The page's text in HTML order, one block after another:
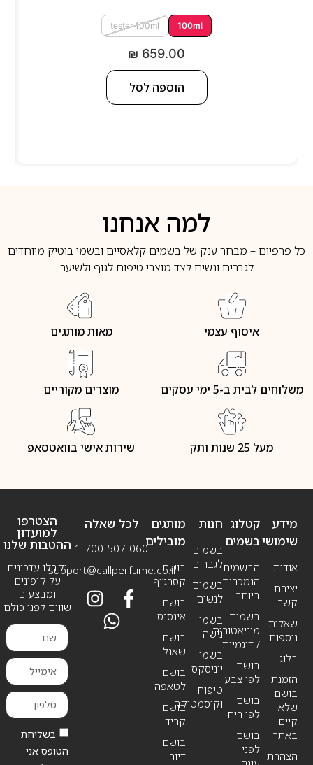
100ml
tester 100ml
₪ 659.00
הוספה לסל
למה אנחנו
כל פרפיום – מבחר ענק של בשמים קלאסיים ובשמי בוטיק מיוחדים
לגברים ונשים לצד מוצרי טיפוח לגוף ולשיער
איסוף עצמי מאות מותגים
משלוחים לבית ב-5 ימי עסקים מוצרים מקוריים
מעל 25 שנות ותק שירות אישי בוואטסאפ
מידע
שימושי
אודות
יצירת
קשר
שאלות
נוספות
בלוג
הזמנת
בושם
שלא
קיים
באתר
הצהרת
חנות
בשמים
לגברים
בשמים
לנשים
בשמי
נישה
בשמי
יוניסקס
טיפוח
וקוסמטיקה
קטלוג
בשמים
הבשמים
הנמכרים
ביותר
בשמים
מיניאטורים
/ דוגמיות
בושם
לפי צבע
בושם
לפי ריח
בושם
לפני
מותגים
מובילים
בושם
קסרג’וף
בושם
אינסנס
בושם
שאנל
בושם
לטאפה
בושם
קריד
בושם
דיור
לכל שאלה
1-700-507-060
support@callperfume.co.il
הצטרפו
למועדון
ההטבות שלנו
וקבלו עדכונים
על קופונים
ומבצעים
שווים לפני כולם
בשליחת
הטופס אני